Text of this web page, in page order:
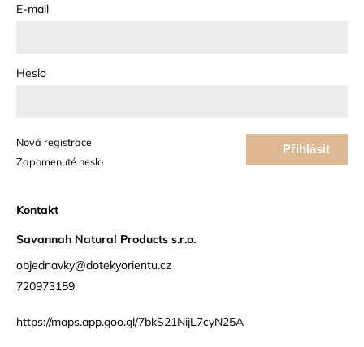
E-mail
Heslo
Přihlásit
Nová registrace
Zapomenuté heslo
Kontakt
Savannah Natural Products s.r.o.
objednavky@dotekyorientu.cz
720973159
https://maps.app.goo.gl/7bkS21NijL7cyN25A